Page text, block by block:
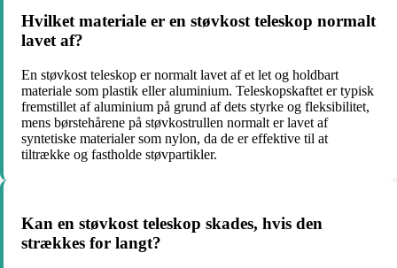
Hvilket materiale er en støvkost teleskop normalt
lavet af?
En støvkost teleskop er normalt lavet af et let og holdbart
materiale som plastik eller aluminium. Teleskopskaftet er typisk
fremstillet af aluminium på grund af dets styrke og fleksibilitet,
mens børstehårene på støvkostrullen normalt er lavet af
syntetiske materialer som nylon, da de er effektive til at
tiltrække og fastholde støvpartikler.
Kan en støvkost teleskop skades, hvis den
strækkes for langt?